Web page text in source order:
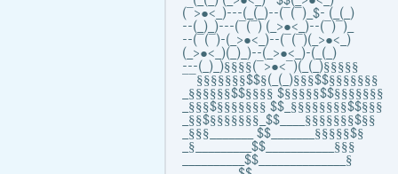
(¯>●<_)---(_(_)--(¯(¯)_$- (_(_)
--(_)_)---(¯(¯) (_>●<_)--(¯)¯)_
--(¯(¯)-(_>●<_)--(¯(¯)(_>●<_)
(_>●<_)(_)_)--(_>●<_)-(_(_)
---(_)_)§§§§(¯>●<¯)(_(_)§§§§§
¯¯§§§§§§§$$§(_(_)§§§$$§§§§§§§
_§§§§§§$$§§§§ $§§§§§$$§§§§§§§
_§§§$§§§§§§§ $$_§§§§§§§§$$§§§
_§§$§§§§§§§_$$____§§§§§§§$§§
_§§§_______ $$_______§§§§§$§
_§_________$$___________§§§
__________$$______________§